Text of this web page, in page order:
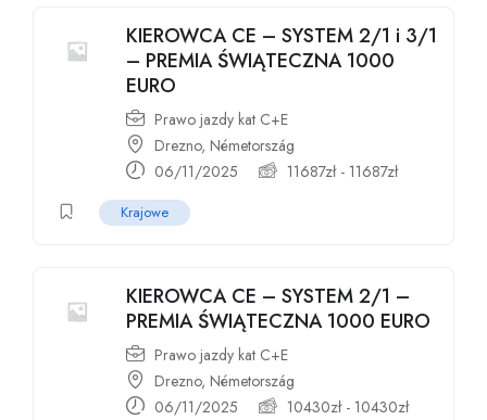
KIEROWCA CE – SYSTEM 2/1 i 3/1
– PREMIA ŚWIĄTECZNA 1000
EURO
Prawo jazdy kat C+E
Drezno, Németország
06/11/2025
11687zł- 11687zł
Krajowe
KIEROWCA CE – SYSTEM 2/1 –
PREMIA ŚWIĄTECZNA 1000 EURO
Prawo jazdy kat C+E
Drezno, Németország
06/11/2025
10430zł- 10430zł